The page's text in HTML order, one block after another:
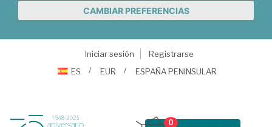
CAMBIAR PREFERENCIAS
Iniciar sesión
Registrarse
ES
EUR ESPAÑA PENINSULAR
0